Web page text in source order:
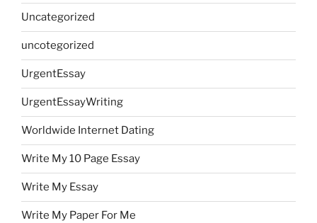
Uncategorized
uncotegorized
UrgentEssay
UrgentEssayWriting
Worldwide Internet Dating
Write My 10 Page Essay
Write My Essay
Write My Paper For Me